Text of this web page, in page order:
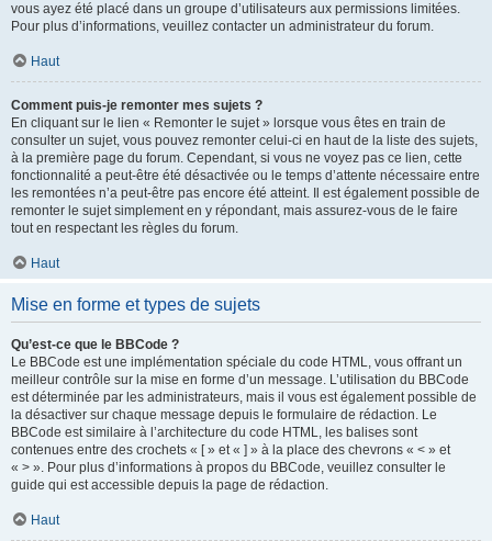
vous ayez été placé dans un groupe d’utilisateurs aux permissions limitées.
Pour plus d’informations, veuillez contacter un administrateur du forum.
Haut
Comment puis-je remonter mes sujets ?
En cliquant sur le lien « Remonter le sujet » lorsque vous êtes en train de
consulter un sujet, vous pouvez remonter celui-ci en haut de la liste des sujets,
à la première page du forum. Cependant, si vous ne voyez pas ce lien, cette
fonctionnalité a peut-être été désactivée ou le temps d’attente nécessaire entre
les remontées n’a peut-être pas encore été atteint. Il est également possible de
remonter le sujet simplement en y répondant, mais assurez-vous de le faire
tout en respectant les règles du forum.
Haut
Mise en forme et types de sujets
Qu’est-ce que le BBCode ?
Le BBCode est une implémentation spéciale du code HTML, vous offrant un
meilleur contrôle sur la mise en forme d’un message. L’utilisation du BBCode
est déterminée par les administrateurs, mais il vous est également possible de
la désactiver sur chaque message depuis le formulaire de rédaction. Le
BBCode est similaire à l’architecture du code HTML, les balises sont
contenues entre des crochets « [ » et « ] » à la place des chevrons « < » et
« > ». Pour plus d’informations à propos du BBCode, veuillez consulter le
guide qui est accessible depuis la page de rédaction.
Haut